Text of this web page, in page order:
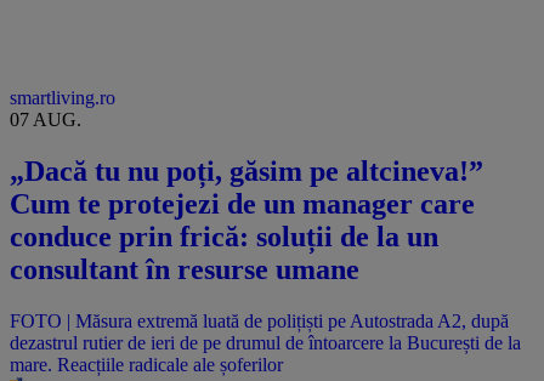
smartliving.ro
07 AUG.
„Dacă tu nu poți, găsim pe altcineva!”
Cum te protejezi de un manager care
conduce prin frică: soluții de la un
consultant în resurse umane
FOTO | Măsura extremă luată de polițiști pe Autostrada A2, după
dezastrul rutier de ieri de pe drumul de întoarcere la București de la
mare. Reacțiile radicale ale șoferilor